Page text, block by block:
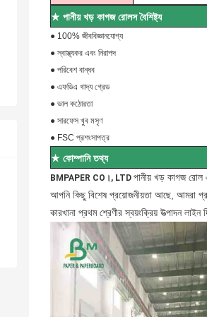
★ পানীয় খড় কাগজ রোলস বৈশিষ্ট্য
● 100% জীববিজ্ঞানযোগ্য
● স্বাস্থ্যকর এবং নিরাপদ
● পরিবেশ বান্ধব
● এফডিএ খাদ্য গ্রেড
● ভাল কঠোরতা
● সারফেস খুব মসৃণ
● FSC প্রশংসাপত্র
★ কোম্পানি তথ্য
BMPAPER CO।, LTD পানীয় খড় কাগজ রোল
আপনি কিছু বিশেষ প্রয়োজনীয়তা আছে, আমরা
কারখানা প্রথম শ্রেণীর স্বয়ংক্রিয় উত্পাদন লাইন